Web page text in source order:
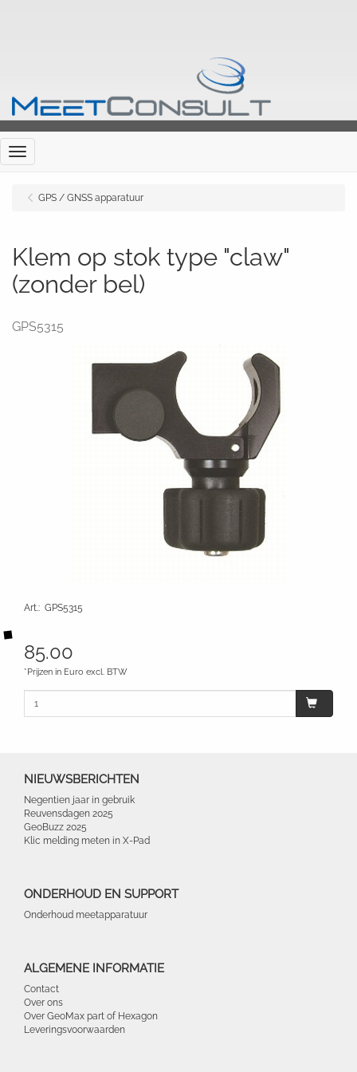
Menu
GPS / GNSS apparatuur
Klem op stok type "claw"
(zonder bel)
GPS5315
Art.: GPS5315
85.00
*Prijzen in Euro excl. BTW
NIEUWSBERICHTEN
Negentien jaar in gebruik
Reuvensdagen 2025
GeoBuzz 2025
Klic melding meten in X-Pad
ONDERHOUD EN SUPPORT
Onderhoud meetapparatuur
ALGEMENE INFORMATIE
Contact
Over ons
Over GeoMax part of Hexagon
Leveringsvoorwaarden